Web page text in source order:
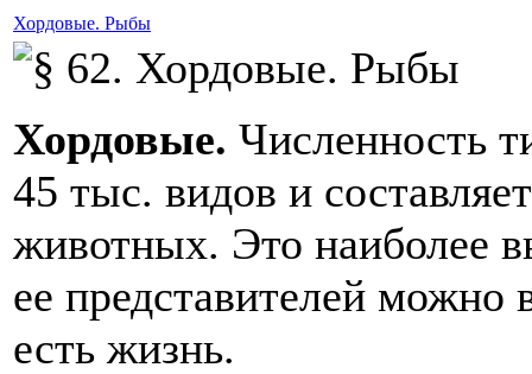
Хордовые. Рыбы
Хордовые. Численность
45 тыс. видов и
животных. Это наиболее
ее представителей можно
есть жизнь.